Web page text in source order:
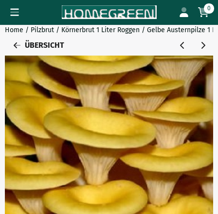
Cookie-Einstellungen verfügbar. Einstellungen wählen oder0
Home / Pilzbrut / Körnerbrut 1 Liter Roggen / Gelbe Austernpilze 1
ÜBERSICHT